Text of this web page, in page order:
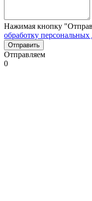
Нажимая кнопку
обработку
Отправляем
0